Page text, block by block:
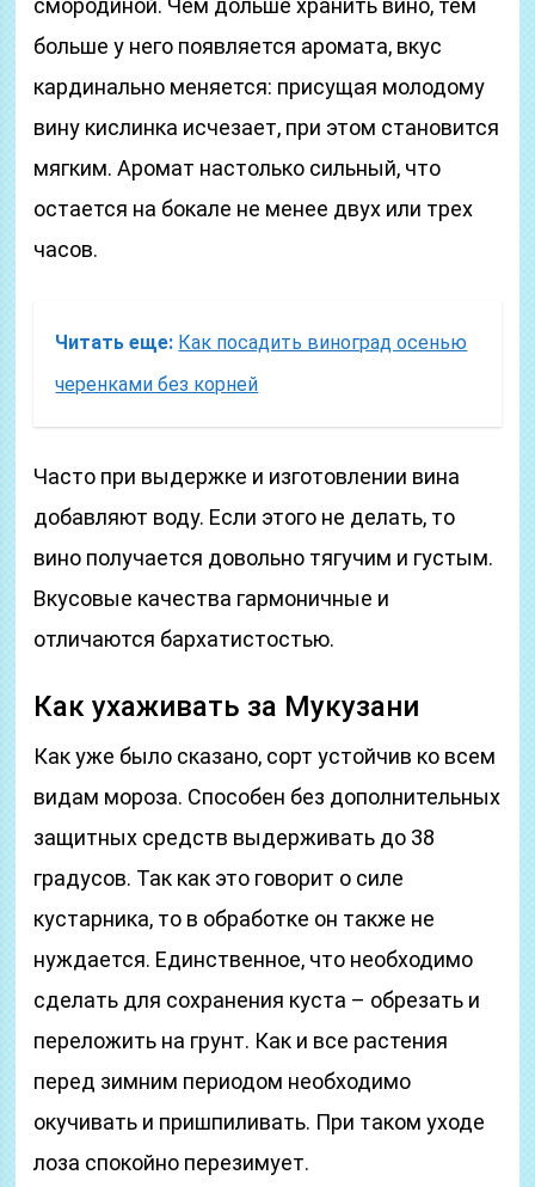
смородиной. Чем дольше хранить вино, тем
больше у него появляется аромата, вкус
кардинально меняется: присущая молодому
вину кислинка исчезает, при этом становится
мягким. Аромат настолько сильный, что
остается на бокале не менее двух или трех
часов.
Читать еще: Как посадить виноград осенью
черенками без корней
Часто при выдержке и изготовлении вина
добавляют воду. Если этого не делать, то
вино получается довольно тягучим и густым.
Вкусовые качества гармоничные и
отличаются бархатистостью.
Как ухаживать за Мукузани
Как уже было сказано, сорт устойчив ко всем
видам мороза. Способен без дополнительных
защитных средств выдерживать до 38
градусов. Так как это говорит о силе
кустарника, то в обработке он также не
нуждается. Единственное, что необходимо
сделать для сохранения куста – обрезать и
переложить на грунт. Как и все растения
перед зимним периодом необходимо
окучивать и пришпиливать. При таком уходе
лоза спокойно перезимует.